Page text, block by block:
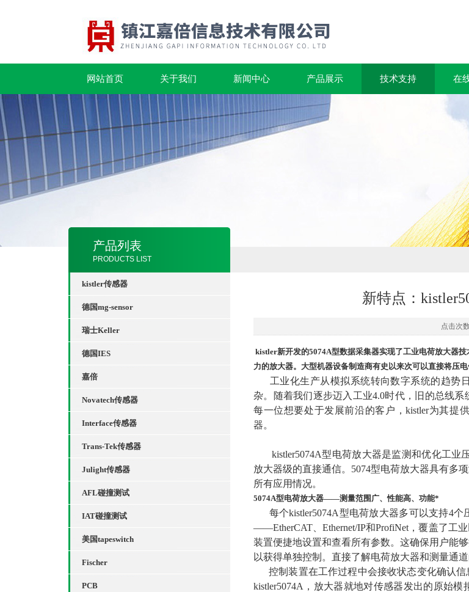
网站首页 关于我们 新闻中心 产品展示 技术支持 在
产品列表
PRODUCTS LIST
kistler传感器
德国mg-sensor
瑞士Keller
德国IES
嘉倍
Novatech传感器
Interface传感器
Trans-Tek传感器
Julight传感器
AFL碰撞测试
IAT碰撞测试
美国tapeswitch
Fischer
PCB
新特点：
点击次
kistler新开发的5074A型数据采集器实现了工业电荷放大器
力的放大器。大型机器设备制造商有史以来次可以直接将压
工业化生产从模拟系统转向数字系统的趋势
杂。随着我们逐步迈入工业4.0时代，旧的总线
每一位想要处于发展前沿的客户，kistler为其提
器。
kistler5074A型电荷放大器是监测和优化工业压
放大器级的直接通信。5074型电荷放大器具有多
所有应用情况。
5074A型电荷放大器——测量范围广、性能高、功能*
每个kistler5074A型电荷放大器多可以支持4个
——EtherCAT、Ethernet/IP和ProfiNet，覆盖了工
装置便捷地设置和查看所有参数。这确保用户能
以获得单独控制。直接了解电荷放大器和测量通
控制装置在工作过程中会接收状态变化确认信
kistler5074A，放大器就地对传感器发出的原始